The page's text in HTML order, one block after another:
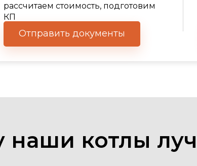
рассчитаем стоимость, подготовим
КП
Отправить документы
наши котлы